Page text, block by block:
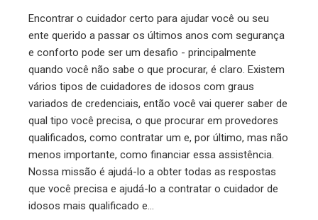
Encontrar o cuidador certo para ajudar você ou seu
ente querido a passar os últimos anos com segurança
e conforto pode ser um desafio - principalmente
quando você não sabe o que procurar, é claro. Existem
vários tipos de cuidadores de idosos com graus
variados de credenciais, então você vai querer saber de
qual tipo você precisa, o que procurar em provedores
qualificados, como contratar um e, por último, mas não
menos importante, como financiar essa assistência.
Nossa missão é ajudá-lo a obter todas as respostas
que você precisa e ajudá-lo a contratar o cuidador de
idosos mais qualificado e…